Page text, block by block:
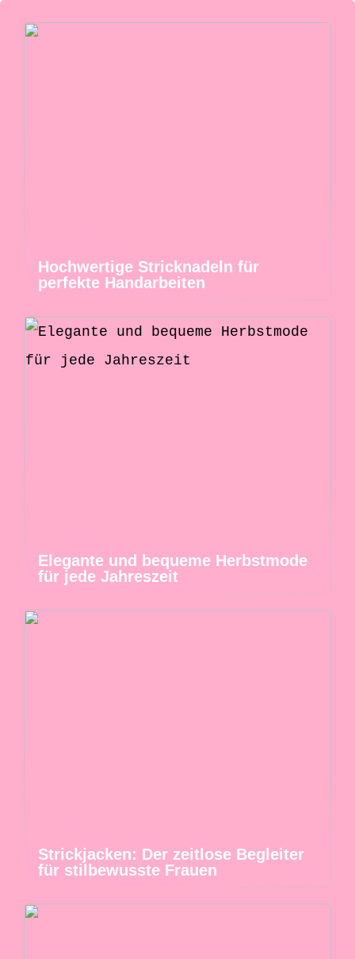
Hochwertige Stricknadeln für
perfekte Handarbeiten
Elegante und bequeme Herbstmode
für jede Jahreszeit
Strickjacken: Der zeitlose Begleiter
für stilbewusste Frauen